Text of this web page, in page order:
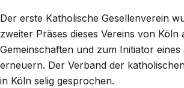
Der erste Katholische Gesellenverein
zweiter Präses dieses Vereins von
Gemeinschaften und zum Initiator
erneuern. Der Verband der
in Köln selig gesprochen.